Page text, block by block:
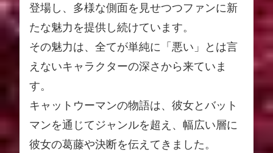
登場し、多様な側面を見せつつファンに新
たな魅力を提供し続けています。
その魅力は、全てが単純に「悪い」とは言
えないキャラクターの深さから来ていま
す。
キャットウーマンの物語は、彼女とバット
マンを通じてジャンルを超え、幅広い層に
彼女の葛藤や決断を伝えてきました。